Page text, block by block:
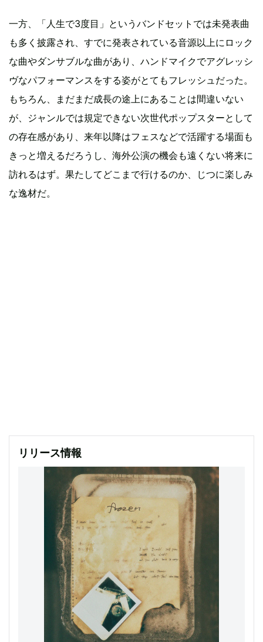
一方、「人生で3度目」というバンドセットでは未発表曲
も多く披露され、すでに発表されている音源以上にロック
な曲やダンサブルな曲があり、ハンドマイクでアグレッシ
ヴなパフォーマンスをする姿がとてもフレッシュだった。
もちろん、まだまだ成長の途上にあることは間違いない
が、ジャンルでは規定できない次世代ポップスターとして
の存在感があり、来年以降はフェスなどで活躍する場面も
きっと増えるだろうし、海外公演の機会も遠くない将来に
訪れるはず。果たしてどこまで行けるのか、じつに楽しみ
な逸材だ。
リリース情報